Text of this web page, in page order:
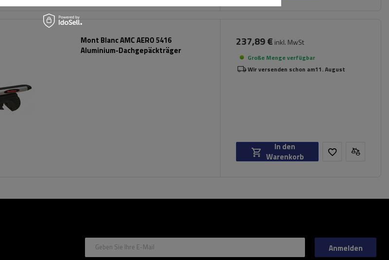
Mont Blanc AMC AERO 5416
Aluminium-Dachgepäckträger
237,89 € inkl. MwSt
Große Menge verfügbar
Wir versenden schon am11. August
In den
Warenkorb
Geben Sie Ihre E-Mail Anmelden